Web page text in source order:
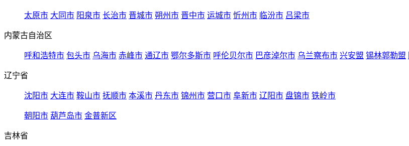
太原市 大同市 阳泉市 长治市 晋城市 朔州市 晋中市 运城市 忻州市 临汾市 吕梁市
内蒙古自治区
呼和浩特市 包头市 乌海市 赤峰市 通辽市 鄂尔多斯市 呼伦贝尔市 巴彦淖尔市 乌兰察布市 兴安盟 锡林郭勒盟
辽宁省
沈阳市 大连市 鞍山市 抚顺市 本溪市 丹东市 锦州市 营口市 阜新市 辽阳市 盘锦市 铁岭市
朝阳市 葫芦岛市 金普新区
吉林省